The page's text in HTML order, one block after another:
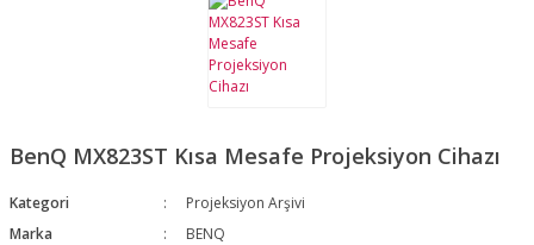
BenQ MX823ST Kısa Mesafe Projeksiyon Cihazı
Kategori
Projeksiyon Arşivi
Marka
BENQ